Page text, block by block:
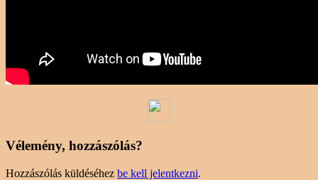
Vélemény, hozzászólás?
Hozzászólás küldéséhez be kell jelentkezni.